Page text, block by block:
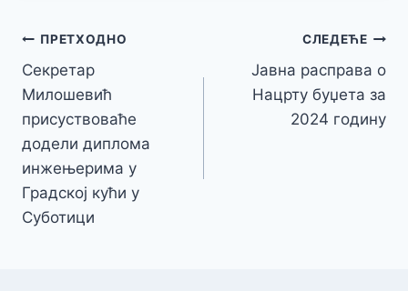
Кретање
чланка
ПРЕТХОДНО
Секретар
Милошевић
присуствоваће
додели диплома
инжењерима у
Градској кући у
Суботици
СЛЕДЕЋЕ
Јавна расправа о
Нацрту буџета за
2024 годину